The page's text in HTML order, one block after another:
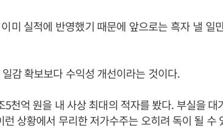
미 실적에 반영했기 때문에 앞으로는 흑자 낼 일
감 확보보다 수익성 개선이라는 것이다.
천억 원을 내 사상 최대의 적자를 봤다. 부실을 대
상황에서 무리한 저가수주는 오히려 독이 될 수